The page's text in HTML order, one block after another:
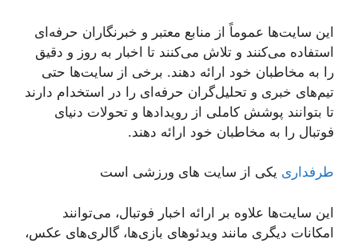
این سایت‌ها عموماً از منابع معتبر و خبرنگاران حرفه‌ای
استفاده می‌کنند و تلاش می‌کنند تا اخبار به روز و دقیق
را به مخاطبان خود ارائه دهند. برخی از سایت‌ها حتی
تیم‌های خبری و تحلیل‌گران حرفه‌ای را در استخدام دارند
تا بتوانند پوشش کاملی از رویدادها و تحولات دنیای
فوتبال را به مخاطبان خود ارائه دهند.
طرفداری یکی از سایت های ورزشی است
این سایت‌ها علاوه بر ارائه اخبار فوتبال، می‌توانند
امکانات دیگری مانند ویدئوهای بازی‌ها، گالری‌های عکس،